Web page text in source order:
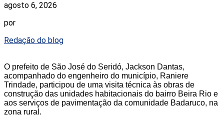
agosto 6, 2026
por
Redação do blog
O prefeito de São José do Seridó, Jackson Dantas,
acompanhado do engenheiro do município, Raniere
Trindade, participou de uma visita técnica às obras de
construção das unidades habitacionais do bairro Beira Rio e
aos serviços de pavimentação da comunidade Badaruco, na
zona rural.